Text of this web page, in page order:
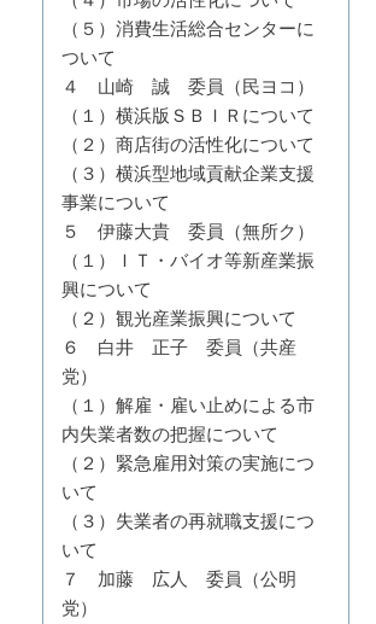
（５）消費生活総合センターに
ついて
４ 山崎 誠 委員（民ヨコ）
（１）横浜版ＳＢＩＲについて
（２）商店街の活性化について
（３）横浜型地域貢献企業支援
事業について
５ 伊藤大貴 委員（無所ク）
（１）ＩＴ・バイオ等新産業振
興について
（２）観光産業振興について
６ 白井 正子 委員（共産
党）
（１）解雇・雇い止めによる市
内失業者数の把握について
（２）緊急雇用対策の実施につ
いて
（３）失業者の再就職支援につ
いて
７ 加藤 広人 委員（公明
党）